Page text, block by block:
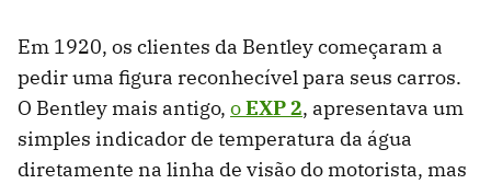
Em 1920, os clientes da Bentley começaram a
pedir uma figura reconhecível para seus carros.
O Bentley mais antigo, oEXP 2, apresentava um
simples indicador de temperatura da água
diretamente na linha de visão do motorista, mas